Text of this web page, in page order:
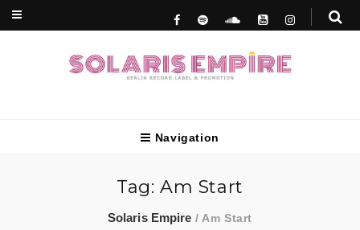
Navigation
Tag:Am Start
Solaris Empire / Am Start